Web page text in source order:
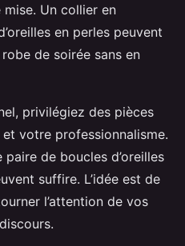
Un collier en
en perles peuvent
de soirée sans en
privilégiez des pièces
votre professionnalisme.
de boucles d’oreilles
suffire. L’idée est de
l’attention de vos